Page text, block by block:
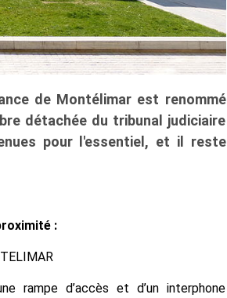
de Montélimar est renommé
détachée du tribunal judiciaire
pour l'essentiel, et il reste
:
rampe d’accès et d’un interphone